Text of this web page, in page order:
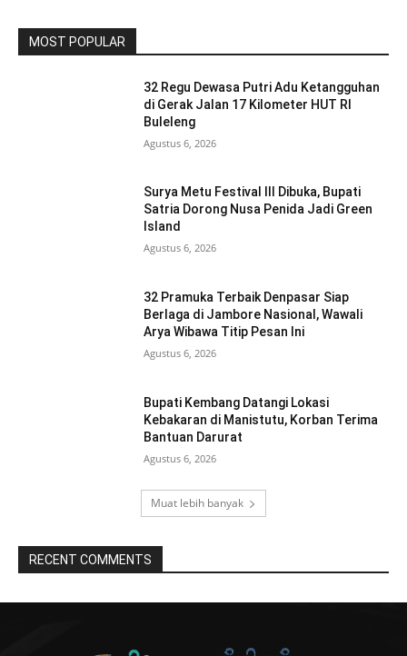
MOST POPULAR
32 Regu Dewasa Putri Adu Ketangguhan
di Gerak Jalan 17 Kilometer HUT RI
Buleleng
Agustus 6, 2026
Surya Metu Festival III Dibuka, Bupati
Satria Dorong Nusa Penida Jadi Green
Island
Agustus 6, 2026
32 Pramuka Terbaik Denpasar Siap
Berlaga di Jambore Nasional, Wawali
Arya Wibawa Titip Pesan Ini
Agustus 6, 2026
Bupati Kembang Datangi Lokasi
Kebakaran di Manistutu, Korban Terima
Bantuan Darurat
Agustus 6, 2026
Muat lebih banyak
RECENT COMMENTS